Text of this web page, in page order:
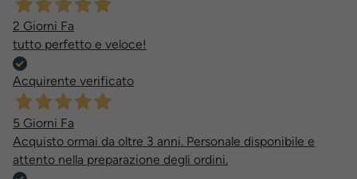
2 Giorni Fa
tutto perfetto e veloce!
Acquirente verificato
5 Giorni Fa
Acquisto ormai da oltre 3 anni. Personale disponibile e
attento nella preparazione degli ordini.